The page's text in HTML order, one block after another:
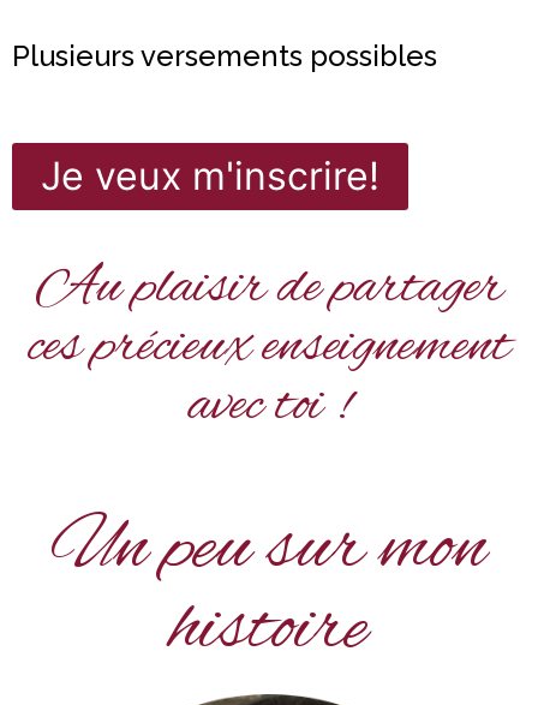
Plusieurs versements possibles
Je veux m'inscrire!
Au plaisir de partager
ces précieux enseignement
avec toi !
Un peu sur mon
histoire